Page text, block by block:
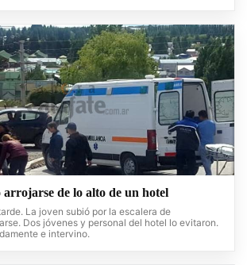
de lo alto de un hotel
La joven subió por la escalera de
Dos jóvenes y personal del hotel lo evitaron.
e intervino.